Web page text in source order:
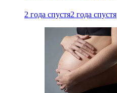
2 года спустя2 года спустя